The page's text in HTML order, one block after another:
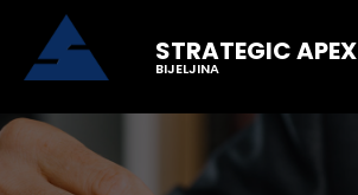
STRATEGIC APEX
BIJELJINA